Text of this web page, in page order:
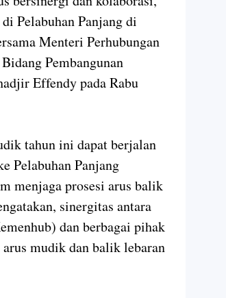
Pelabuhan Panjang di
Menteri Perhubungan
Pembangunan
Effendy pada Rabu
tahun ini dapat berjalan
Pelabuhan Panjang
menjaga prosesi arus balik
sinergitas antara
dan berbagai pihak
mudik dan balik lebaran